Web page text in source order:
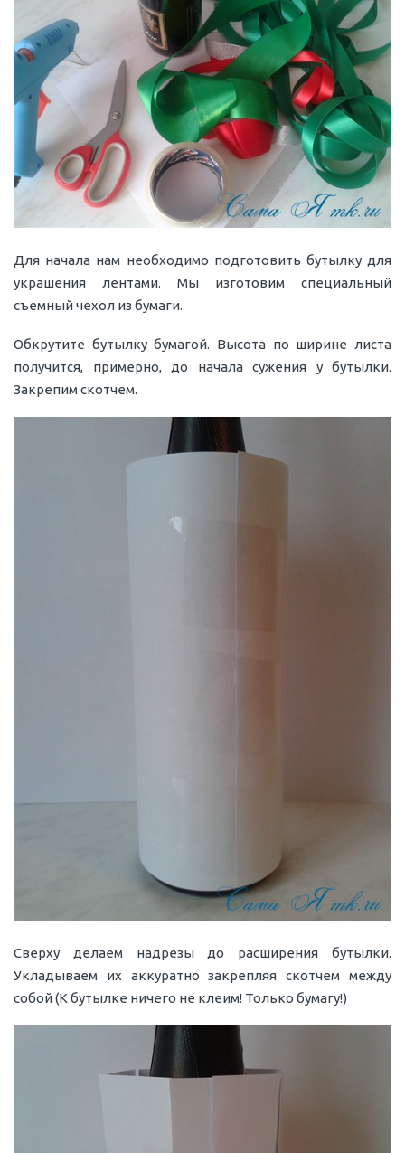
Для начала нам необходимо подготовить бутылку для
украшения лентами. Мы изготовим специальный
съемный чехол из бумаги.
Обкрутите бутылку бумагой. Высота по ширине листа
получится, примерно, до начала сужения у бутылки.
Закрепим скотчем.
Сверху делаем надрезы до расширения бутылки.
Укладываем их аккуратно закрепляя скотчем между
собой (К бутылке ничего не клеим! Только бумагу!)